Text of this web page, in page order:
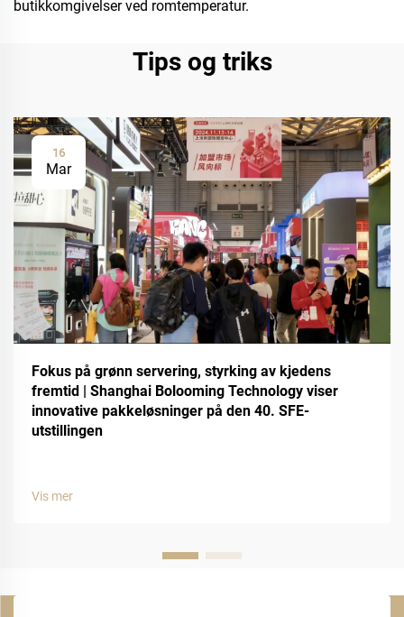
butikkomgivelser ved romtemperatur.
Tips og triks
16
Mar
Fokus på grønn servering, styrking av kjedens
fremtid | Shanghai Bolooming Technology viser
innovative pakkeløsninger på den 40. SFE-
utstillingen
Vis mer